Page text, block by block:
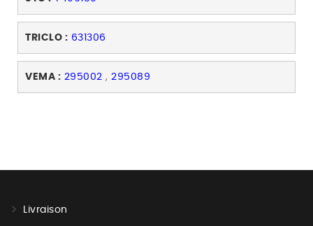
TRICLO : 631306
VEMA : 295002 , 295089
Livraison